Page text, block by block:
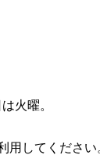
火曜。
用してください